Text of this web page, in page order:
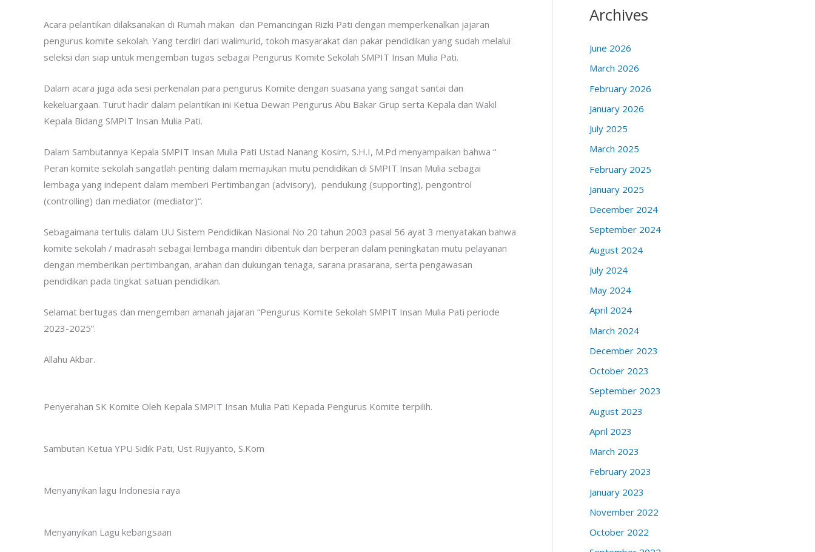
Acara pelantikan dilaksanakan di Rumah makan dan Pemancingan Rizki Pati dengan memperkenalkan jajaran
pengurus komite sekolah. Yang terdiri dari walimurid, tokoh masyarakat dan pakar pendidikan yang sudah melalui
seleksi dan siap untuk mengemban tugas sebagai Pengurus Komite Sekolah SMPIT Insan Mulia Pati.
Dalam acara juga ada sesi perkenalan para pengurus Komite dengan suasana yang sangat santai dan
kekeluargaan. Turut hadir dalam pelantikan ini Ketua Dewan Pengurus Abu Bakar Grup serta Kepala dan Wakil
Kepala Bidang SMPIT Insan Mulia Pati.
Dalam Sambutannya Kepala SMPIT Insan Mulia Pati Ustad Nanang Kosim, S.H.I, M.Pd menyampaikan bahwa “
Peran komite sekolah sangatlah penting dalam memajukan mutu pendidikan di SMPIT Insan Mulia sebagai
lembaga yang indepent dalam memberi Pertimbangan (advisory), pendukung (supporting), pengontrol
(controlling) dan mediator (mediator)“.
Sebagaimana tertulis dalam UU Sistem Pendidikan Nasional No 20 tahun 2003 pasal 56 ayat 3 menyatakan bahwa
komite sekolah / madrasah sebagai lembaga mandiri dibentuk dan berperan dalam peningkatan mutu pelayanan
dengan memberikan pertimbangan, arahan dan dukungan tenaga, sarana prasarana, serta pengawasan
pendidikan pada tingkat satuan pendidikan.
Selamat bertugas dan mengemban amanah jajaran “Pengurus Komite Sekolah SMPIT Insan Mulia Pati periode
2023-2025”.
Allahu Akbar.
Penyerahan SK Komite Oleh Kepala SMPIT Insan Mulia Pati Kepada Pengurus Komite terpilih.
Sambutan Ketua YPU Sidik Pati, Ust Rujiyanto, S.Kom
Menyanyikan lagu Indonesia raya
Menyanyikan Lagu kebangsaan
Archives
June 2026
March 2026
February 2026
January 2026
July 2025
March 2025
February 2025
January 2025
December 2024
September 2024
August 2024
July 2024
May 2024
April 2024
March 2024
December 2023
October 2023
September 2023
August 2023
April 2023
March 2023
February 2023
January 2023
November 2022
October 2022